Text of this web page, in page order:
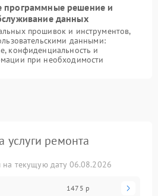
программные решение и
данных
прошивок и инструментов,
данными:
конфиденциальность и
при необходимости
услуги ремонта
текущую дату 06.08.2026
1475 р